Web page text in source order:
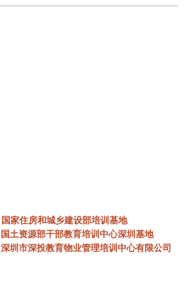
国家住房和城乡建设部培训基地
国土资源部干部教育培训中心深圳基地
深圳市深投教育物业管理培训中心有限公司